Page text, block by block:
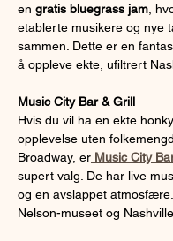
en gratis bluegrass jam ,
etablerte musikere og nye
sammen. Dette er en
å oppleve ekte, ufiltrert
Music City Bar & Grill
Hvis du vil ha en ekte
opplevelse uten
Broadway, er Music City
supert valg. De har live
og en avslappet
Nelson-museet og